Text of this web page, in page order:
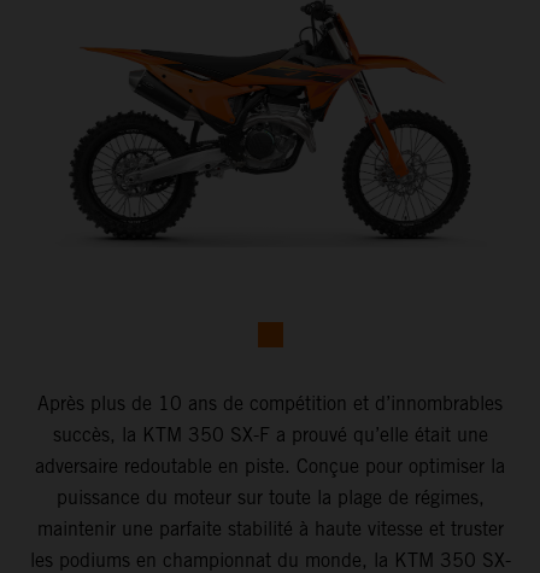
Après plus de 10 ans de compétition et d’innombrables
succès, la KTM 350 SX-F a prouvé qu’elle était une
adversaire redoutable en piste. Conçue pour optimiser la
puissance du moteur sur toute la plage de régimes,
maintenir une parfaite stabilité à haute vitesse et truster
les podiums en championnat du monde, la KTM 350 SX-